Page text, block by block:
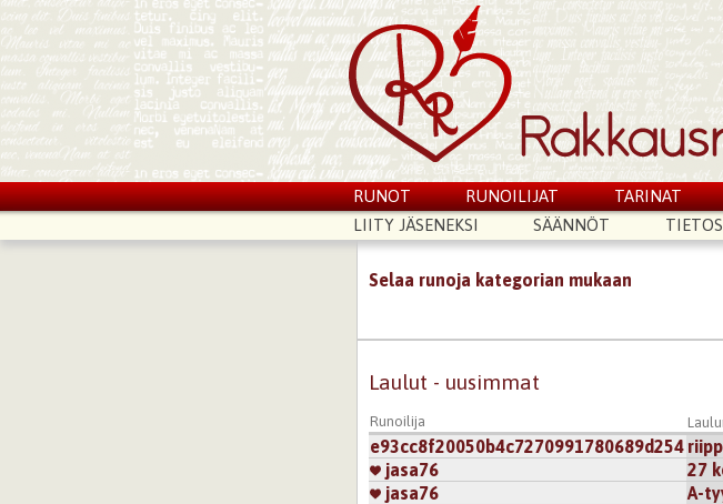
RUNOT RUNOILIJAT TARINAT
LIITY JÄSENEKSI
SÄÄNNÖT
Selaa runoja kategorian mukaan
Laulut - uusimmat
Runoilija
e93cc8f20050b4c7270991780689d254
jasa76
27
jasa76
A-